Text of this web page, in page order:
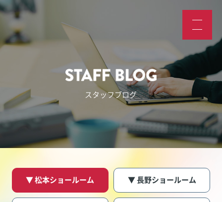
スタッフブログ
▼ 松本ショールーム ▼ 長野ショールーム